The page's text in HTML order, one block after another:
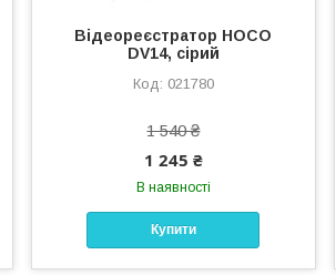
Відеореєстратор HOCO
DV14, сірий
021780
1 540 ₴
1 245 ₴
В наявності
Купити